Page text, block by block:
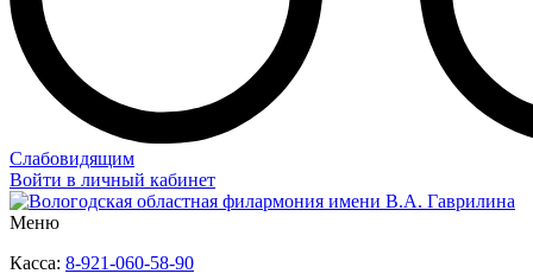
Слабовидящим
Войти в личный кабинет
Меню
Касса: 8-921-060-58-90